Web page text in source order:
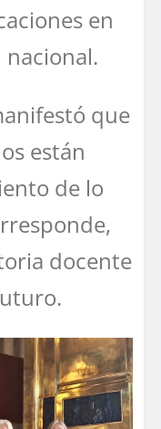
en
nacional.
que
están
de lo
docente